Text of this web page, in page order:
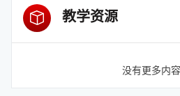
教学资源
没有更多内